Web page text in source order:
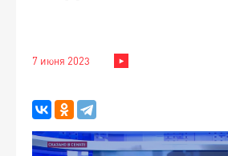
7 июня 2023